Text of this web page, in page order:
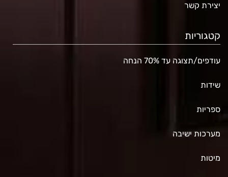
יצירת קשר
קטגוריות
עודפים/תצוגה עד 70% הנחה
שידות
ספריות
מערכות ישיבה
מיטות